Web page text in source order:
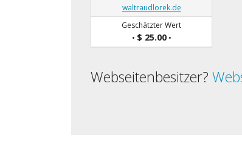
waltraudlorek.de
Geschätzter Wert
• $ 25.00•
Webseitenbesitzer?